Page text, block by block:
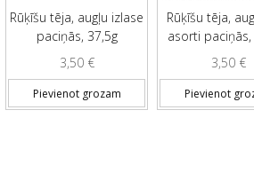
Rūķīšu tēja, augļu izlase
paciņās, 37,5g
3,50 €
Pievienot grozam
Rūķīšu tēja,
asorti paciņās,
3,50 €
Pievienot